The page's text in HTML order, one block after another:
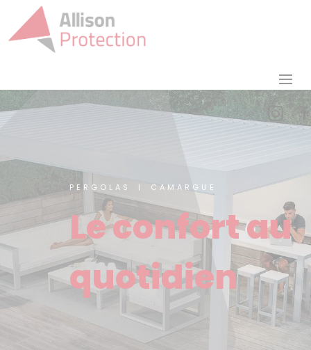


PERGOLAS | CAMARGUE
Le confort au
quotidien
Pour
Particuliers
& Horeca